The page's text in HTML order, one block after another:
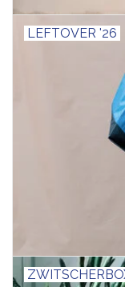
LEFTOVER '26